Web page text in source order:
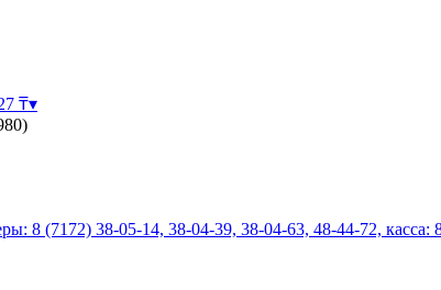
₸▾
8 (7172) 38-05-14, 38-04-39, 38-04-63, 48-44-72, касса: